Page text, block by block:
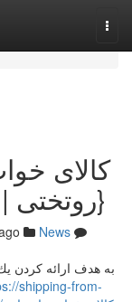
کالای
News
به هدف ارائه کردن
shipping-from-